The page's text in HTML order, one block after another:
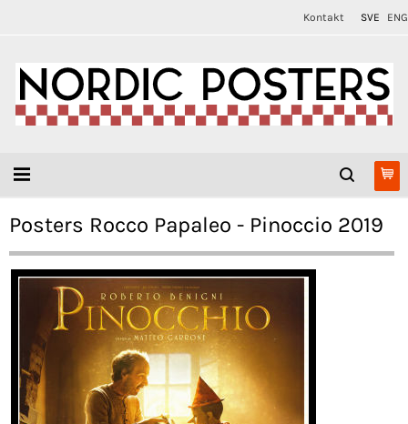
Kontakt SVE ENG
Posters Rocco Papaleo - Pinoccio 2019